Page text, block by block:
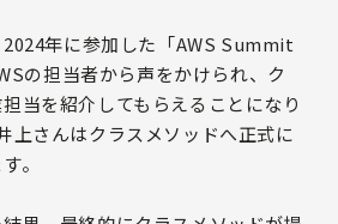
年に参加した「AWS Summit
の担当者から声をかけられ、ク
当を紹介してもらえることになり
上さんはクラスメソッドへ正式に
。